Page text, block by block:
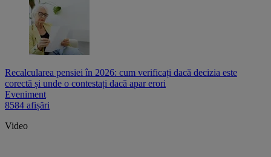
Recalcularea pensiei în 2026: cum verificați dacă decizia este
corectă și unde o contestați dacă apar erori
Eveniment
8584 afișări
Video